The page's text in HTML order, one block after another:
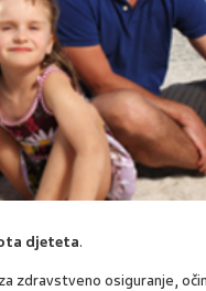
djeteta.
zdravstveno osiguranje,